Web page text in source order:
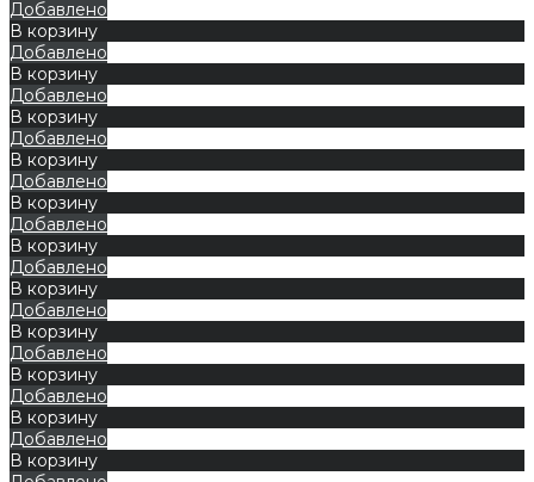
Добавлено
В корзину
Добавлено
В корзину
Добавлено
В корзину
Добавлено
В корзину
Добавлено
В корзину
Добавлено
В корзину
Добавлено
В корзину
Добавлено
В корзину
Добавлено
В корзину
Добавлено
В корзину
Добавлено
В корзину